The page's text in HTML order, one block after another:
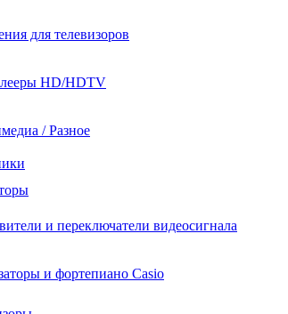
для телевизоров
HD/HDTV
/ Разное
и переключатели видеосигнала
и фортепиано Casio